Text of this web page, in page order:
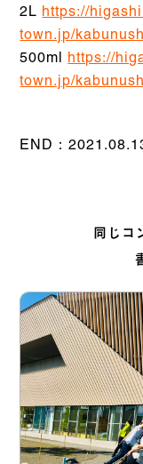
2L https://
town.jp/
500ml
https://
town.jp/
END：
同じコ